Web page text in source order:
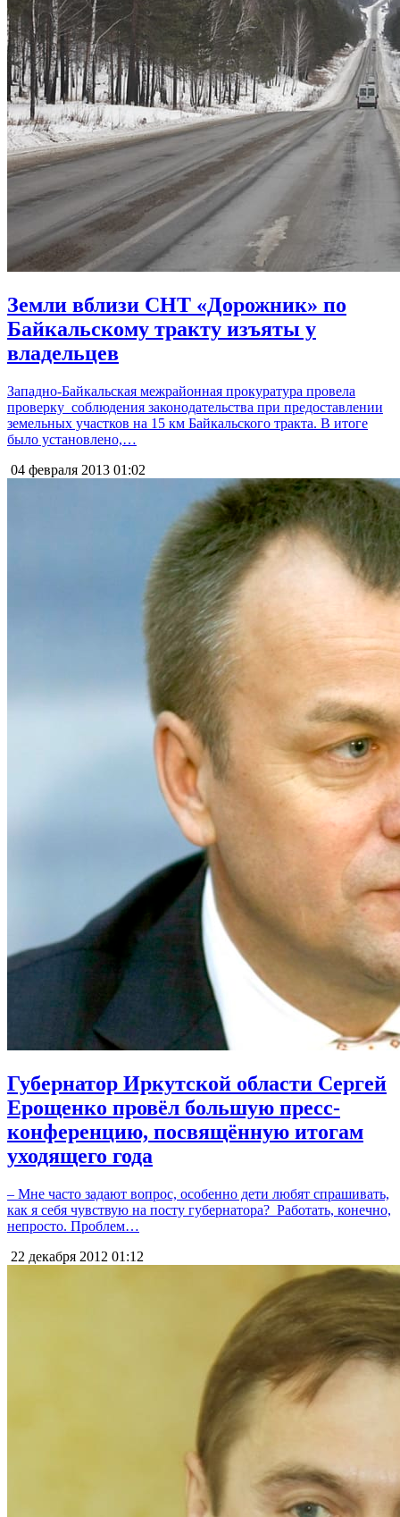
Земли вблизи СНТ «Дорожник» по
Байкальскому тракту изъяты у
владельцев
Западно-Байкальская межрайонная прокуратура провела
проверку соблюдения законодательства при предоставлении
земельных участков на 15 км Байкальского тракта. В итоге
было установлено,…
04 февраля 2013 01:02
Губернатор Иркутской области Сергей
Ерощенко провёл большую пресс-
конференцию, посвящённую итогам
уходящего года
– Мне часто задают вопрос, особенно дети любят спрашивать,
как я себя чувствую на посту губернатора? Работать, конечно,
непросто. Проблем…
22 декабря 2012 01:12